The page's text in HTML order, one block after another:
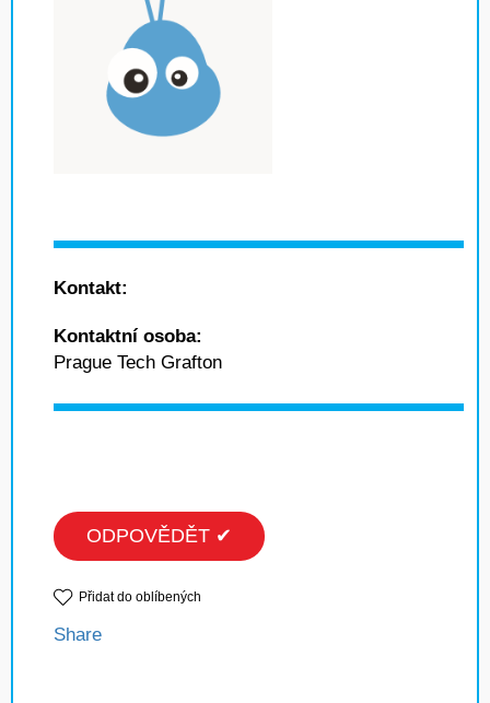
Kontakt:
Kontaktní osoba:
Prague Tech Grafton
ODPOVĚDĚT ✔
Přidat do oblíbených
Share